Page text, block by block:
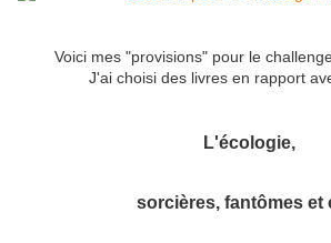
Voici mes "provisions" pour le
J'ai choisi des livres en rapport
L'écologie,
sorcières, fantômes et